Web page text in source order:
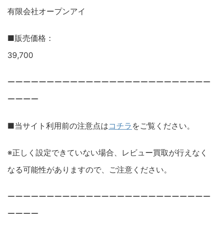
有限会社オープンアイ
■販売価格：
39,700
ーーーーーーーーーーーーーーーーーーーーーーーーーー
ーーーー
■当サイト利用前の注意点はコチラ をご覧ください。
※正しく設定できていない場合、レビュー買取が行えなく
なる可能性がありますので、ご注意ください。
ーーーーーーーーーーーーーーーーーーーーーーーーーー
ーーーー